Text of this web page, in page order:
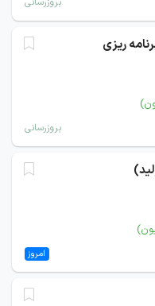
ریزی
بروزرسانی
امروز